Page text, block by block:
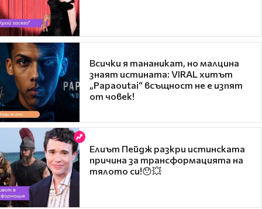
Всички я тананикат, но малцина
знаят истината: VIRAL хитът
„Papaoutai“ всъщност не е изпят
от човек!
Елиът Пейдж разкри истинската
причина за трансформацията на
тялото си!😯💥